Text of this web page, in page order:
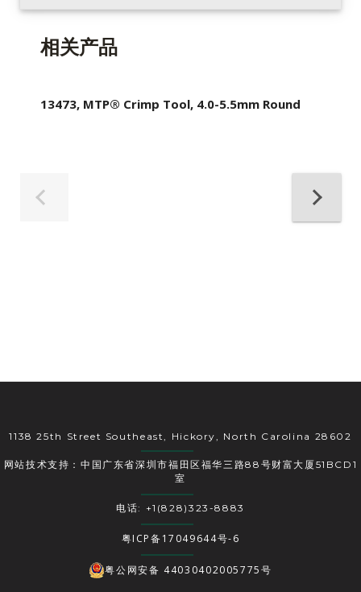
相关产品
13473, MTP® Crimp Tool, 4.0-5.5mm Round
1138 25th Street Southeast, Hickory, North Carolina 28602
网站技术支持：中国广东省深圳市福田区福华三路88号财富大厦51BCD1
室
电话: +1(828)323-8883
粤ICP备17049644号-6
粤公网安备 44030402005775号